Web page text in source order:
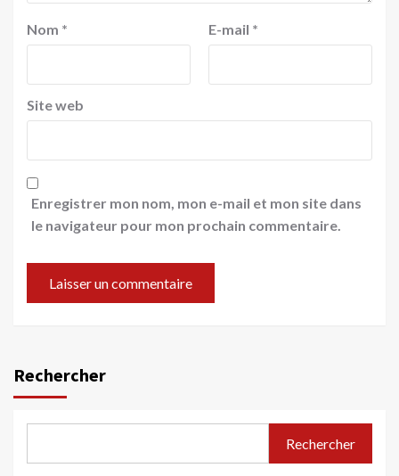
Nom * E-mail *
Site web
Enregistrer mon nom, mon e-mail et mon site dans
le navigateur pour mon prochain commentaire.
Rechercher
Rechercher